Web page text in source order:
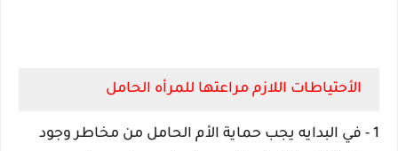
الأحتياطات اللازم مراعتها للمرأه الحامل
1 - في البدايه يجب حماية الأم الحامل من مخاطر وجود